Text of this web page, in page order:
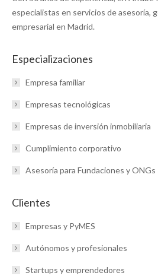
especialistas en servicios de asesoría,
empresarial en Madrid.
Especializaciones
Empresa familiar
Empresas tecnológicas
Empresas de inversión inmobiliaria
Cumplimiento corporativo
Asesoría para Fundaciones y ONGs
Clientes
Empresas y PyMES
Autónomos y profesionales
Startups y emprendedores